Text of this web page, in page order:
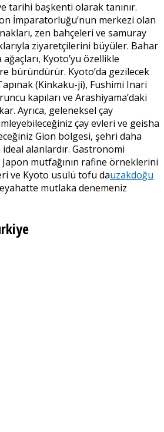
tarihi başkenti olarak tanınır.
İmparatorluğu’nun merkezi olan
zen bahçeleri ve samuray
ziyaretçilerini büyüler. Bahar
Kyoto’yu özellikle
büründürür. Kyoto’da gezilecek
(Kinkaku-ji), Fushimi Inari
kapıları ve Arashiyama’daki
Ayrıca, geleneksel çay
çay evleri ve geisha
Gion bölgesi, şehri daha
ideal alanlardır. Gastronomi
Japon mutfağının rafine örneklerini
ve Kyoto usulü tofu dauzakdoğu
mutlaka denemeniz